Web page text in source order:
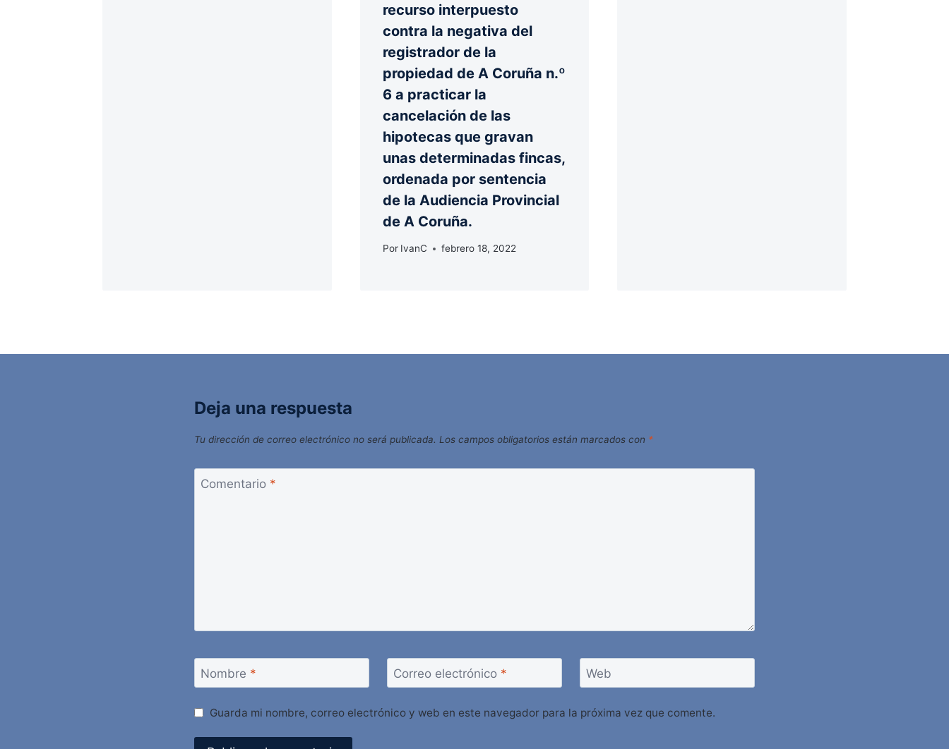
recurso interpuesto
contra la negativa del
registrador de la
propiedad de A Coruña n.º
6 a practicar la
cancelación de las
hipotecas que gravan
unas determinadas fincas,
ordenada por sentencia
de la Audiencia Provincial
de A Coruña.
Por IvanC febrero 18, 2022
Deja una respuesta
Tu dirección de correo electrónico no será publicada. Los campos obligatorios están marcados con *
Comentario *
Nombre * Correo electrónico * Web
Guarda mi nombre, correo electrónico y web en este navegador para la próxima vez que comente.